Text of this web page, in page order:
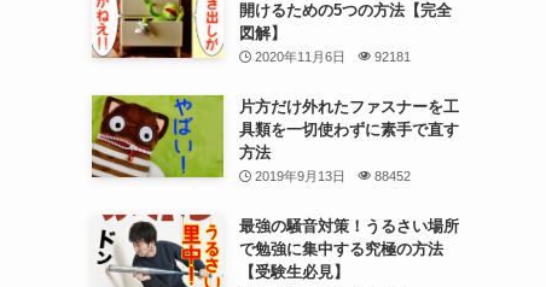
開けるための5つの方法【完全
図解】
2020年11月6日 92181
片方だけ外れたファスナーを工
具類を一切使わずに素手で直す
方法
2019年9月13日 88452
最強の騒音対策！うるさい場所
で勉強に集中する究極の方法
【受験生必見】